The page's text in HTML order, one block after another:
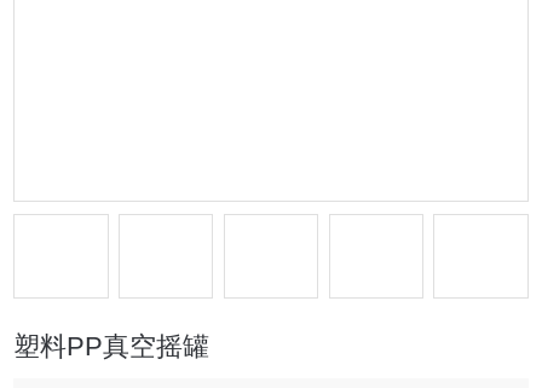
塑料PP真空摇罐